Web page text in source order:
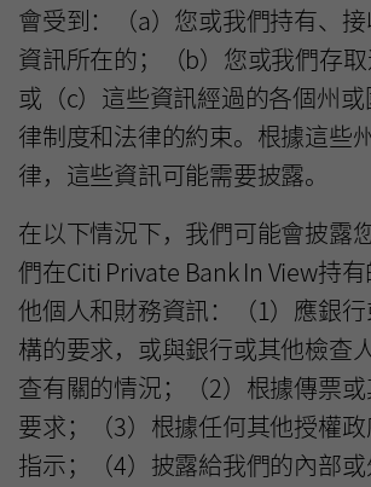
會受到：（a）您或我們持有、
資訊所在的；（b）您或我們存取
或（c）這些資訊經過的各個州
律制度和法律的約束。根據這些
律，這些資訊可能需要披露。
在以下情況下，我們可能會披露
們在Citi Private Bank In View持
他個人和財務資訊：（1）應銀
構的要求，或與銀行或其他檢查
查有關的情況；（2）根據傳票
要求；（3）根據任何其他授權
指示；（4）披露給我們的內部